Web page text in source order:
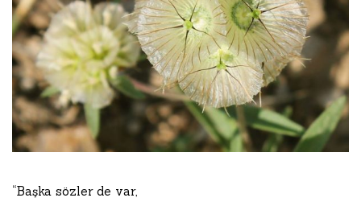
“Başka sözler de var,